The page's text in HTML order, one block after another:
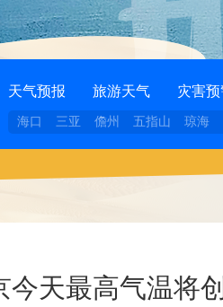
天气预报 旅游天气 灾害
海口 三亚 儋州 五指山 琼海
天最高气温将